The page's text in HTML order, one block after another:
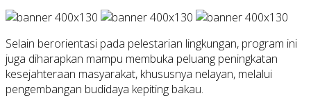
Selain berorientasi pada pelestarian lingkungan, program ini
juga diharapkan mampu membuka peluang peningkatan
kesejahteraan masyarakat, khususnya nelayan, melalui
pengembangan budidaya kepiting bakau.